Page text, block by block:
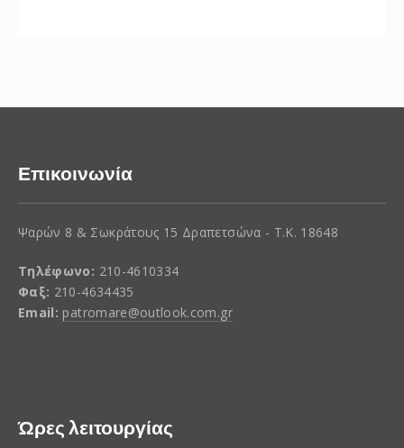
Επικοινωνία
Ψαρών 8 & Σωκράτους 15 Δραπετσώνα - Τ.Κ. 18648
Τηλέφωνο: 210-4610334
Φαξ: 210-4634435
Email: patromare@outlook.com.gr
Ώρες λειτουργίας